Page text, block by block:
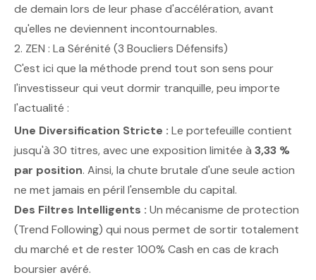
de demain lors de leur phase d'accélération, avant
qu'elles ne deviennent incontournables.
2. ZEN : La Sérénité (3 Boucliers Défensifs)
C'est ici que la méthode prend tout son sens pour
l'investisseur qui veut dormir tranquille, peu importe
l'actualité :
Une Diversification Stricte : Le portefeuille contient
jusqu'à 30 titres, avec une exposition limitée à 3,33 %
par position. Ainsi, la chute brutale d'une seule action
ne met jamais en péril l'ensemble du capital.
Des Filtres Intelligents : Un mécanisme de protection
(Trend Following) qui nous permet de sortir totalement
du marché et de rester 100% Cash en cas de krach
boursier avéré.